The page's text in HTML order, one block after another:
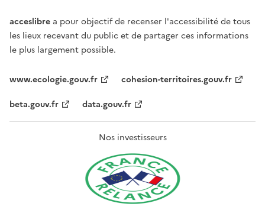
acceslibre a pour objectif de recenser l'accessibilité de tous
les lieux recevant du public et de partager ces informations
le plus largement possible.
www.ecologie.gouv.fr
cohesion-territoires.gouv.fr
beta.gouv.fr
data.gouv.fr
Nos investisseurs